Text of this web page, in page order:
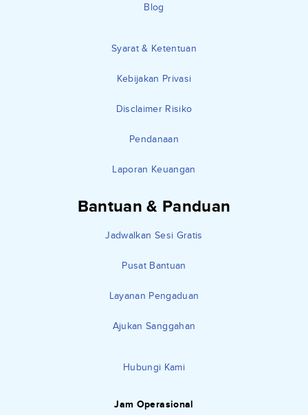
Blog
Syarat & Ketentuan
Kebijakan Privasi
Disclaimer Risiko
Pendanaan
Laporan Keuangan
Bantuan & Panduan
Jadwalkan Sesi Gratis
Pusat Bantuan
Layanan Pengaduan
Ajukan Sanggahan
Hubungi Kami
Jam Operasional